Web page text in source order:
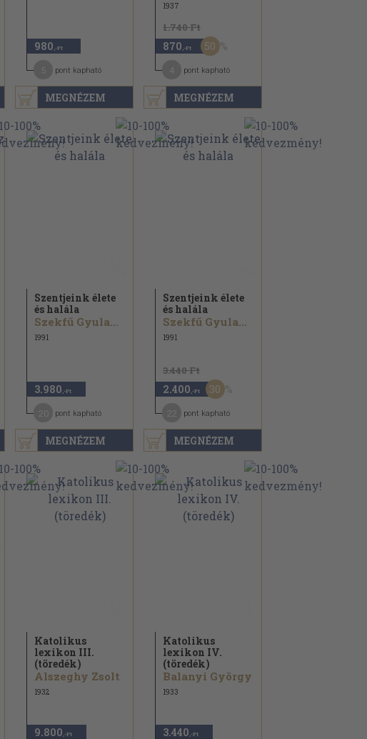
MEGNÉZEM
980 ,-Ft
pont kapható
MEGNÉZEM
1937
1.740 Ft
870 ,-Ft 50
pont kapható
MEGNÉZEM
Szentjeink élete
és halála
Szekfű Gyula...
1991
3.980 ,-Ft
pont kapható
MEGNÉZEM
Szentjeink élete
és halála
Szekfű Gyula...
1991
3.440 Ft
2.400 ,-Ft 30
pont kapható
Katolikus
lexikon III.
(töredék)
Alszeghy Zsolt
1932
9.800 ,-Ft
Katolikus
lexikon IV.
(töredék)
Balanyi György
1933
3.440 ,-Ft